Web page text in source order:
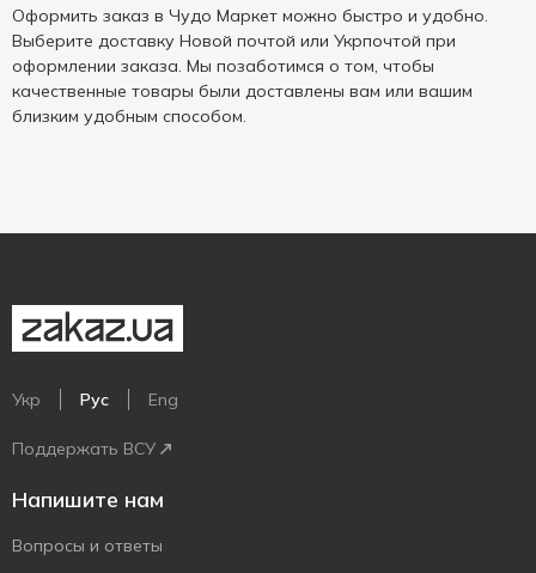
Оформить заказ в Чудо Маркет можно быстро и удобно.
Выберите доставку Новой почтой или Укрпочтой при
оформлении заказа. Мы позаботимся о том, чтобы
качественные товары были доставлены вам или вашим
близким удобным способом.
Укр Рус Eng
Поддержать ВСУ
Напишите нам
Вопросы и ответы